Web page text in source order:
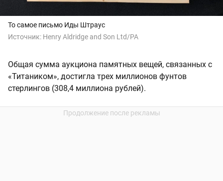
То самое письмо Иды Штраус
Источник: Henry Aldridge and Son Ltd/PA
Общая сумма аукциона памятных вещей, связанных с
«Титаником», достигла трех миллионов фунтов
стерлингов (308,4 миллиона рублей).